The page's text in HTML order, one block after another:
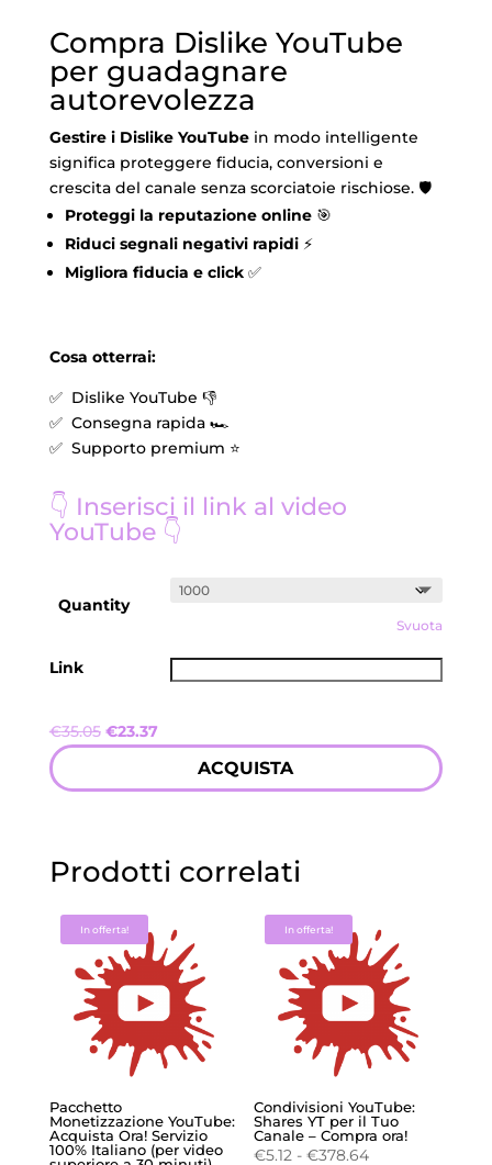
Compra Dislike YouTube
per guadagnare
autorevolezza
Gestire i Dislike YouTubein modo intelligente
significa proteggere fiducia, conversioni e
crescita del canale senza scorciatoie rischiose. 🛡️
Proteggi la reputazione online🎯
Riduci segnali negativi rapidi⚡
Migliora fiducia e click✅
Cosa otterrai:
✅ Dislike YouTube 👎
✅ Consegna rapida 🏎️
✅ Supporto premium ⭐
👇 Inserisci il link al video
YouTube 👇
Quantity
Svuota
Link
€35.05 Il
€23.37Il
ACQUISTA
Prodotti correlati
In offerta!
Pacchetto
Monetizzazione YouTube:
Acquista Ora! Servizio
100% Italiano (per video
In offerta!
Condivisioni YouTube:
Shares YT per il Tuo
Canale – Compra ora!
€5.12 - €378.64Fascia